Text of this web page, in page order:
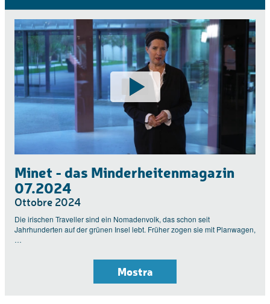
Minet - das Minderheitenmagazin
07.2024
Ottobre 2024
Die irischen Traveller sind ein Nomadenvolk, das schon seit
Jahrhunderten auf der grünen Insel lebt. Früher zogen sie mit Planwagen,
…
Mostra